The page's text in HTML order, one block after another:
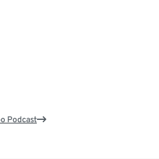
Podcast